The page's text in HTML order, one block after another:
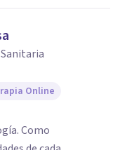
Online
Como